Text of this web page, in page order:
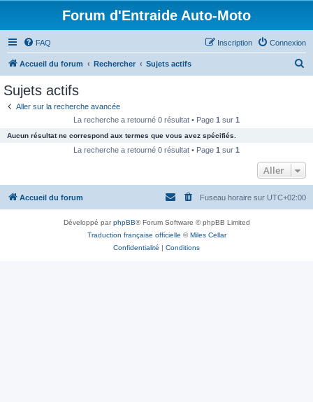
Forum d'Entraide Auto-Moto
FAQ Connexion
Inscription
Accueil du forum Rechercher Sujets actifs
c
e
Sujets actifs
Aller sur la recherche avancée
La recherche a retourné 0 résultat • Page 1 sur 1
Aucun résultat ne correspond aux termes que vous avez spécifiés.
La recherche a retourné 0 résultat • Page 1 sur 1
Aller
Accueil du forum Fuseau horaire sur UTC+02:00
Développé parphpBB® Forum Software © phpBB Limited
Traduction française officielle ©Miles Cellar
Confidentialité | Conditions